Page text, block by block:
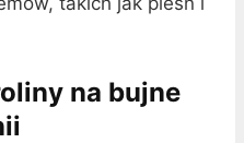
na bujne